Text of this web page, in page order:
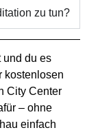
zu tun?
und du es
kostenlosen
City Center
– ohne
einfach